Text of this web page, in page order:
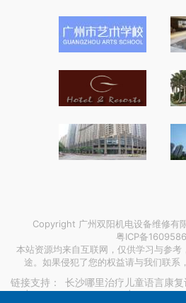
Copyright 广州双阳机电设备维修有
粤ICP备
本站资源均来自互联网，仅供学习与参考
途。如果侵犯了您的权益请与我们联系
链接支持： 长沙哪里治疗儿童语言康